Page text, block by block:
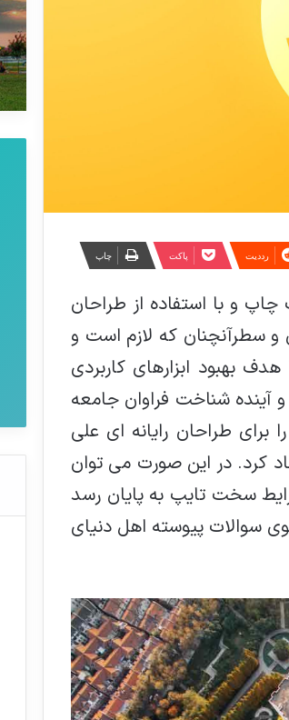
‫رددیت پاکت چاپ
و با استفاده از طراحان
و سطرآنچنان که لازم است و
بهبود ابزارهای کاربردی
شناخت فراوان جامعه
طراحان رایانه ای علی
کرد. در این صورت می توان
سخت تایپ به پایان رسد
سوالات پیوسته اهل دنیای